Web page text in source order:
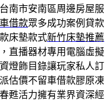
南市安南區周邊房屋服
借款眾多成功案例貸款
床墊款式新竹床墊推薦
直播器材專用電腦虛擬
燈飾目錄讓玩家私人訂
估價不留車借款膠原凍
甦活力擁有業界資深經